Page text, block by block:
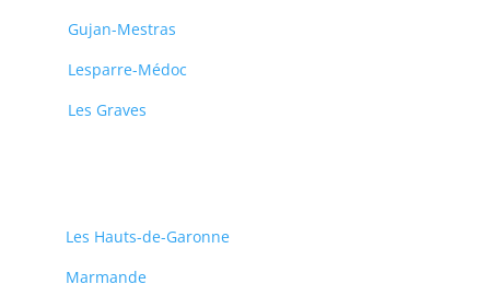
Gujan-Mestras
Lesparre-Médoc
Les Graves
Les Hauts-de-Garonne
Marmande